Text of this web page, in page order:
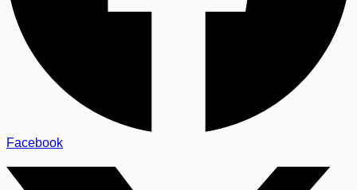
Facebook